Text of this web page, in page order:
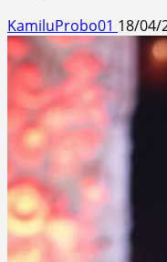
KamiluProbo01 18/04/